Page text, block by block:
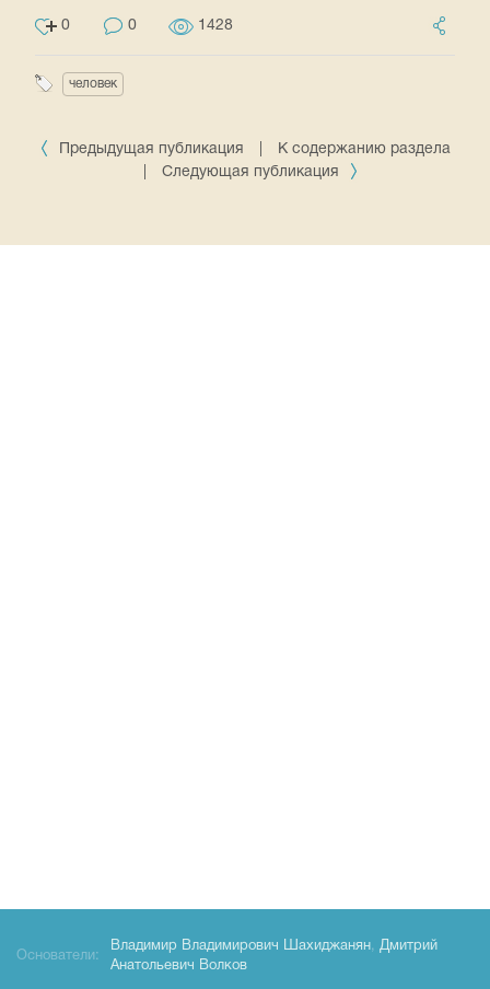
0 0 1428
человек
Предыдущая публикация
К содержанию раздела
Следующая публикация
Основатели:
Владимир Владимирович Шахиджанян, Дмитрий
Анатольевич Волков